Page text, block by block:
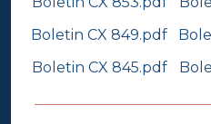
Boletin CX 849.pdf
Boletin CX 845.pdf